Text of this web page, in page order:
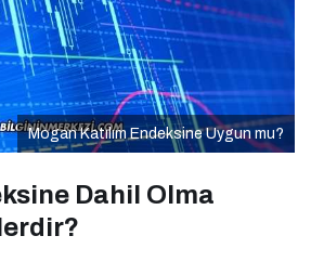
Mogan Katılım Endeksine Uygun mu?
Dahil Olma